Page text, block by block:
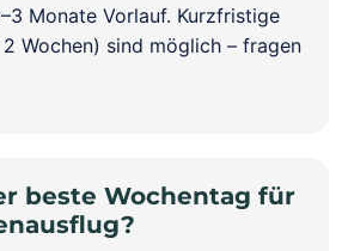
Monate Vorlauf. Kurzfristige
Wochen) sind möglich – fragen
beste Wochentag für